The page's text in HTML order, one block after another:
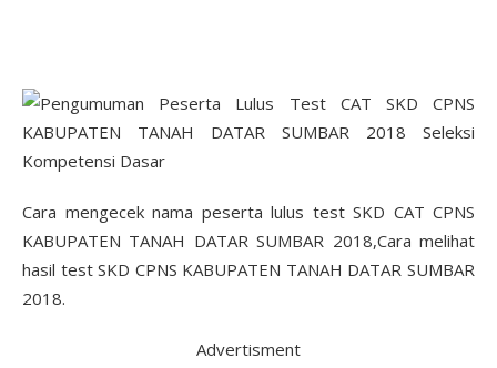
Cara mengecek nama peserta lulus test SKD CAT CPNS
KABUPATEN TANAH DATAR SUMBAR 2018,Cara melihat
hasil test SKD CPNS KABUPATEN TANAH DATAR SUMBAR
2018.
Advertisment